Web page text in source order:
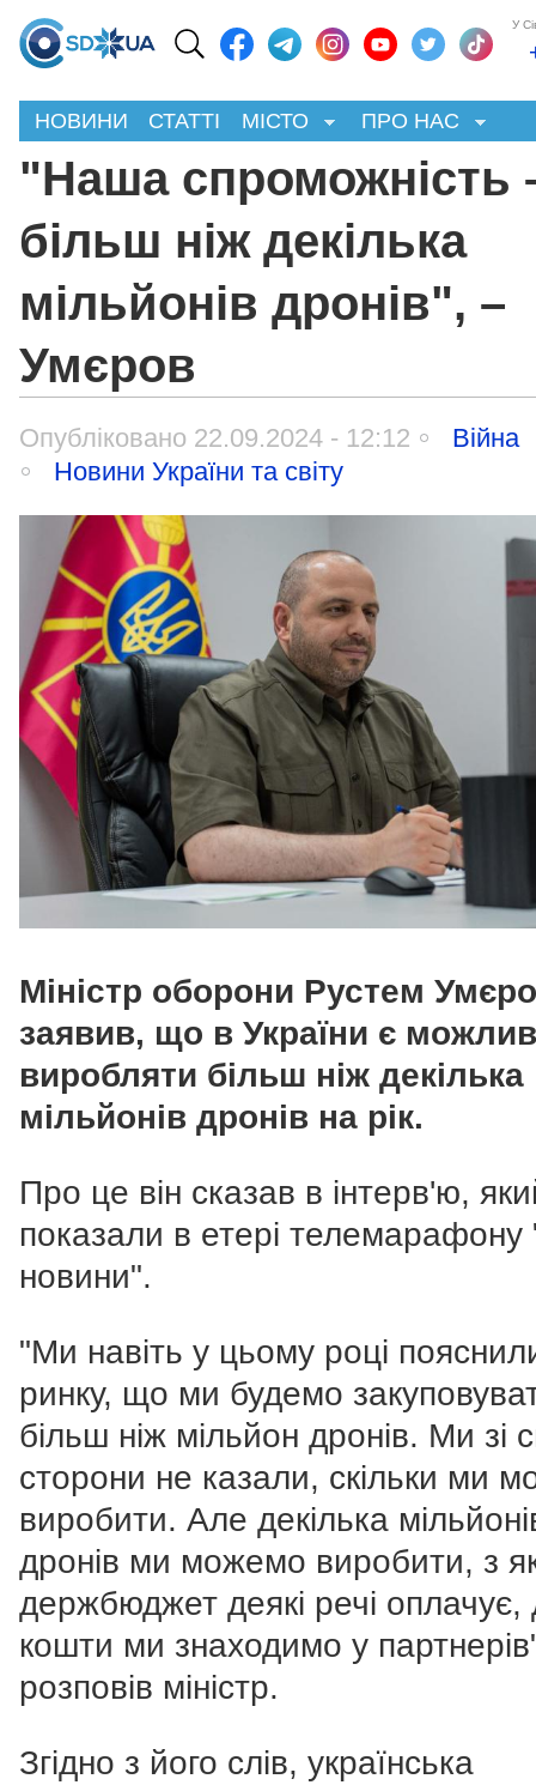
У
НОВИНИ СТАТТІ МІСТО ПРО НАС
"Наша спроможність
більш ніж декілька
мільйонів дронів", –
Умєров
Опубліковано 22.09.2024 - 12:12
Війна
Новини України та світу
Міністр оборони Рустем
заявив, що в України є
виробляти більш ніж декілька
мільйонів дронів на рік.
Про це він сказав в інтерв'ю,
показали в етері телемарафону
новини".
"Ми навіть у цьому році
ринку, що ми будемо
більш ніж мільйон дронів. Ми зі
сторони не казали, скільки ми
виробити. Але декілька
дронів ми можемо виробити, з
держбюджет деякі речі оплачує,
кошти ми знаходимо у
розповів міністр.
Згідно з його слів, українська